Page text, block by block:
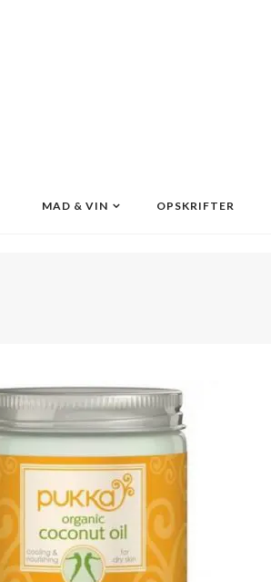
MAD & VIN OPSKRIFTER